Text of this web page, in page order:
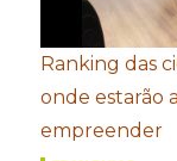
Ranking das
onde estarão
empreender